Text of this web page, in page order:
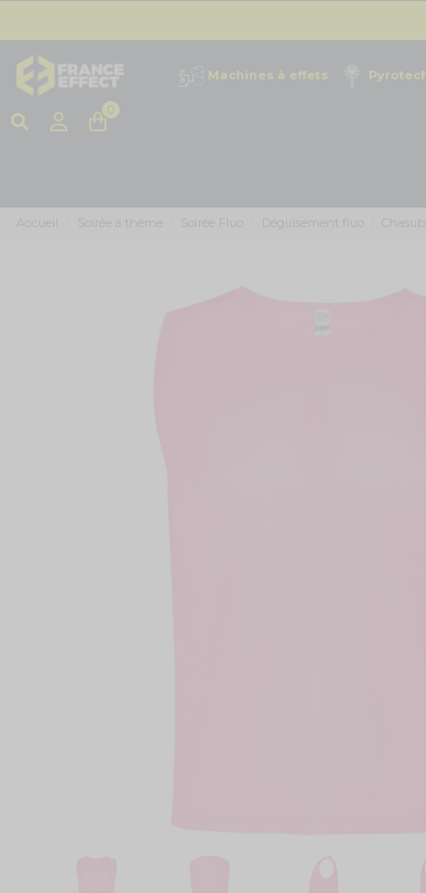
Machines à effets
Accueil Soirée à thème Déguisement fluo